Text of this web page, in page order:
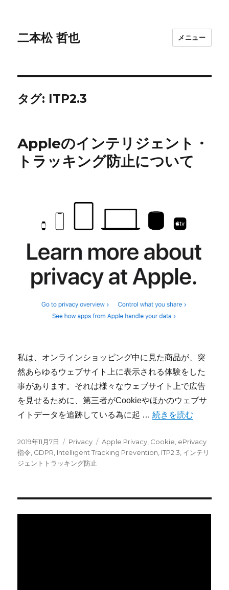
二本松 哲也 メニュー
タグ: ITP2.3
Appleのインテリジェント・
トラッキング防止について
私は、オンラインショッピング中に見た商品が、突
然あらゆるウェブサイト上に表示される体験をした
事があります。それは様々なウェブサイト上で広告
を見せるために、第三者がCookieやほかのウェブサ
イトデータを追跡している為に起 …“Appleのインテリジ
続きを読む
投
稿
日:
2019年11月7日
カ
テ
ゴ
Privacy
タ
グ
Apple Privacy Cookie ePrivacy
指令 GDPR Intelligent Tracking Prevention ITP2.3 インテリ
ジェントトラッキング防止